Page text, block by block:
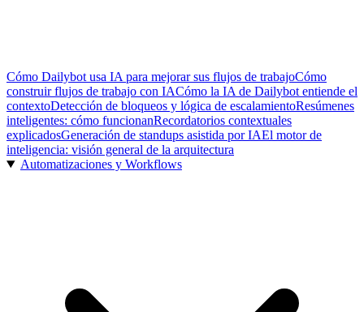
Cómo Dailybot usa IA para mejorar sus flujos de trabajoCómo
construir flujos de trabajo con IACómo la IA de Dailybot entiende el
contextoDetección de bloqueos y lógica de escalamientoResúmenes
inteligentes: cómo funcionanRecordatorios contextuales
explicadosGeneración de standups asistida por IAEl motor de
inteligencia: visión general de la arquitectura
Automatizaciones y Workflows